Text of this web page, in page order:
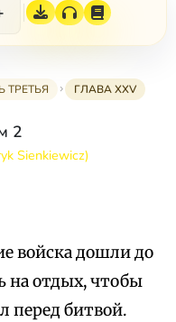
ТРЕТЬЯ ГЛАВА XXV
2
Sienkiewicz)
войска дошли до
на отдых, чтобы
перед битвой.